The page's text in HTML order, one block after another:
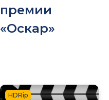
премии
«Оскар»
HDRip